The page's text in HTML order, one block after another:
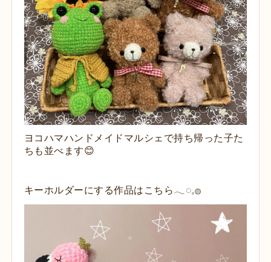
ヨコハマハンドメイドマルシェで持ち帰った子た
ちも並べます😊
キーホルダーにする作品はこちら𓂃◌𓈒𓐍